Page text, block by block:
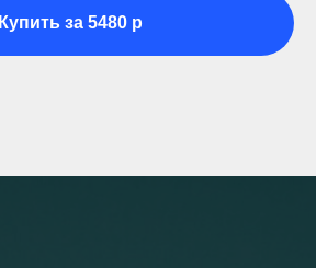
Купить за 5480 р